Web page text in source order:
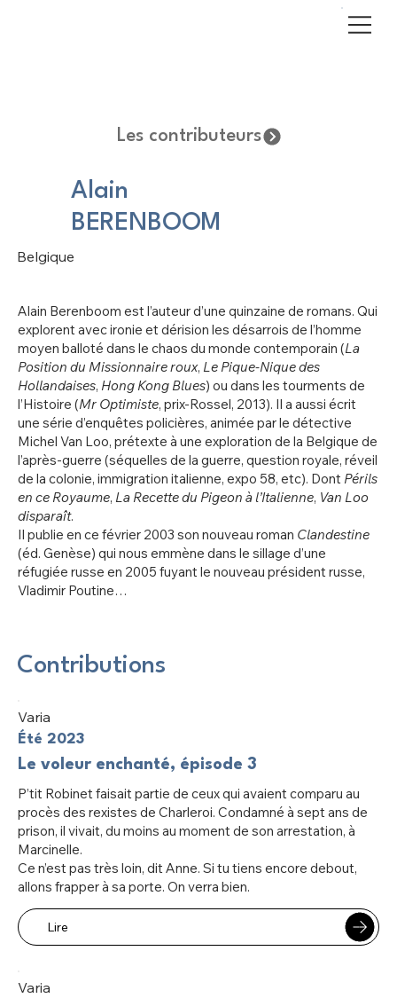
Les contributeurs
Alain
BERENBOOM
Belgique
Alain Berenboom est l’auteur d’une quinzaine de romans. Qui
explorent avec ironie et dérision les désarrois de l’homme
moyen balloté dans le chaos du monde contemporain (La
Position du Missionnaire roux, Le Pique-Nique des
Hollandaises, Hong Kong Blues) ou dans les tourments de
l’Histoire (Mr Optimiste, prix-Rossel, 2013). Il a aussi écrit
une série d’enquêtes policières, animée par le détective
Michel Van Loo, prétexte à une exploration de la Belgique de
l’après-guerre (séquelles de la guerre, question royale, réveil
de la colonie, immigration italienne, expo 58, etc). Dont Périls
en ce Royaume, La Recette du Pigeon à l’Italienne, Van Loo
disparaît.
Il publie en ce février 2003 son nouveau roman Clandestine
(éd. Genèse) qui nous emmène dans le sillage d’une
réfugiée russe en 2005 fuyant le nouveau président russe,
Vladimir Poutine…
Contributions
Varia
Été 2023
Le voleur enchanté, épisode 3
P’tit Robinet faisait partie de ceux qui avaient comparu au
procès des rexistes de Charleroi. Condamné à sept ans de
prison, il vivait, du moins au moment de son arrestation, à
Marcinelle.
Ce n’est pas très loin, dit Anne. Si tu tiens encore debout,
allons frapper à sa porte. On verra bien.
Lire
Varia